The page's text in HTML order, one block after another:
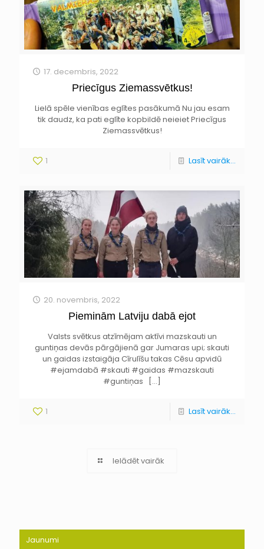
17. decembris, 2022
Priecīgus Ziemassvētkus!
Lielā spēle vienības eglītes pasākumā Nu jau esam
tik daudz, ka pati eglīte kopbildē neieiet Priecīgus
Ziemassvētkus!
1 Lasīt vairāk...
20. novembris, 2022
Pieminām Latviju dabā ejot
Valsts svētkus atzīmējam aktīvi mazskauti un
guntiņas devās pārgājienā gar Jumaras upi; skauti
un gaidas izstaigāja Cīrulīšu takas Cēsu apvidū
#ejamdabā #skauti #gaidas #mazskauti
#guntiņas
[…]
1 Lasīt vairāk...
Ielādēt vairāk
Jaunumi